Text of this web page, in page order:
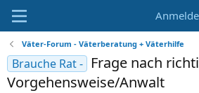
Väter-Forum - Väterberatung + Väterhilfe
Brauche Rat -
Frage nach
Vorgehensweise/Anwalt